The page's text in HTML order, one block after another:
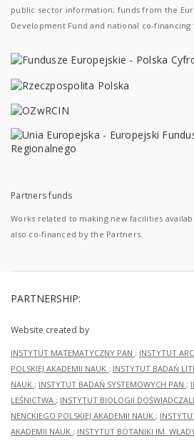
public sector information; funds from the
Development Fund and national co-
Partners funds
Works related to making new facilities
also co-financed by the Partners.
PARTNERSHIP:
Website created by
INSTYTUT MATEMATYCZNY PAN ; INSTYTUT
POLSKIEJ AKADEMII NAUK ; INSTYTUT BADAŃ
NAUK ; INSTYTUT BADAŃ SYSTEMOWYCH PAN ;
LEŚNICTWA ; INSTYTUT BIOLOGII
NENCKIEGO POLSKIEJ AKADEMII NAUK ;
AKADEMII NAUK ; INSTYTUT BOTANIKI IM.